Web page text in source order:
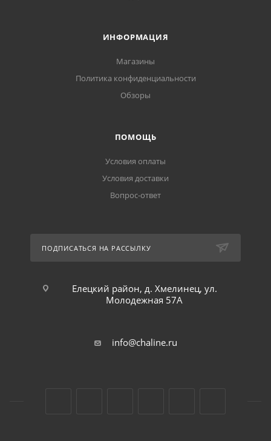
ИНФОРМАЦИЯ
Магазины
Политика конфиденциальности
Обзоры
ПОМОЩЬ
Условия оплаты
Условия доставки
Вопрос-ответ
ПОДПИСАТЬСЯ НА РАССЫЛКУ
Елецкий район, д. Хмелинец, ул.
Молодежная 57А
info@chaline.ru